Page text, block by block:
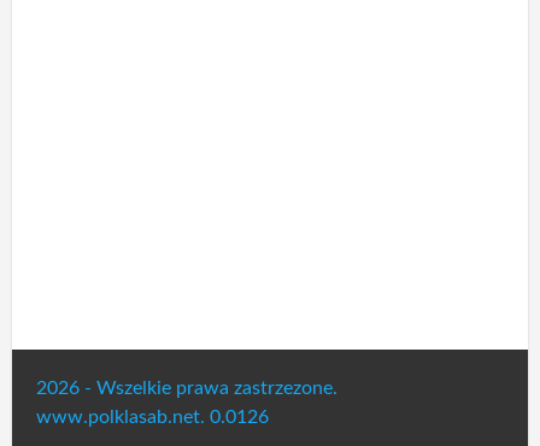
2026 - Wszelkie prawa zastrzezone.
www.polklasab.net. 0.0126